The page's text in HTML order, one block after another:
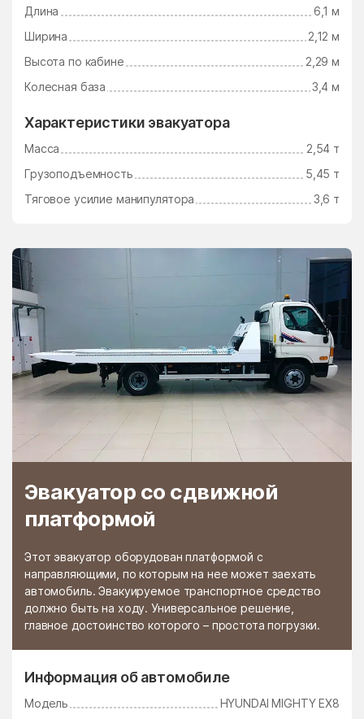
Длина
6,1 м
Ширина
2,12 м
Высота по кабине
2,29 м
Колесная база
3,4 м
Характеристики эвакуатора
Масса
2,54 т
Грузоподъемность
5,45 т
Тяговое усилие манипулятора
3,6 т
Эвакуатор со сдвижной
платформой
Этот эвакуатор оборудован платформой с
направляющими, по которым на нее может заехать
автомобиль. Эвакуируемое транспортное средство
должно быть на ходу. Универсальное решение,
главное достоинство которого – простота погрузки.
Информация об автомобиле
Модель
HYUNDAI MIGHTY EX8
Ушаково
Федино
Федюково
Филимоновское
Фрязино Фряново
центр альной усадьбы
совхоза Озёры
центральной усадьбы
Цибино
Часцы Чашниково
Челюскинский Чемодурово
Черкизово Чёрная
Черноголовка Чёрное
Чертаново Северное Чертаново Центральное
Чертаново Южное
Чехов Чулки-Соколово
Чупряково
Шатура Шатурторф
Шаховская Шевляково
Шеметово Шувое
Щелково Щербинка